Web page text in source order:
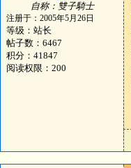
自称：雙子騎士
注册于：2005年5月26日
等级：站长
帖子数：6467
积分：41847
阅读权限：200